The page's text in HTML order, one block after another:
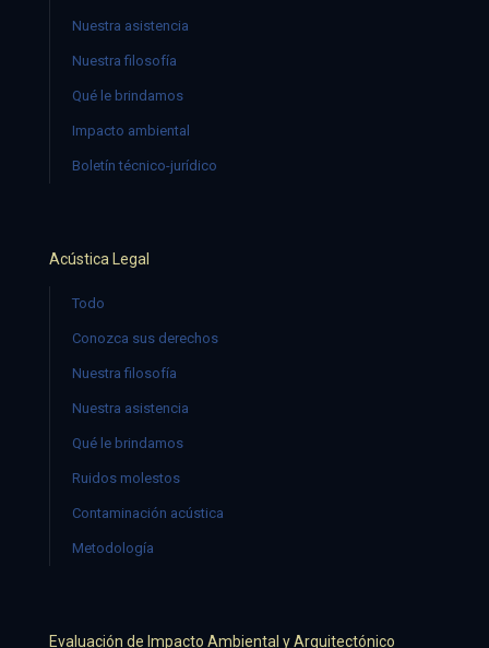
Nuestra asistencia
Nuestra filosofía
Qué le brindamos
Impacto ambiental
Boletín técnico-jurídico
Acústica Legal
Todo
Conozca sus derechos
Nuestra filosofía
Nuestra asistencia
Qué le brindamos
Ruidos molestos
Contaminación acústica
Metodología
Evaluación de Impacto Ambiental y Arquitectónico